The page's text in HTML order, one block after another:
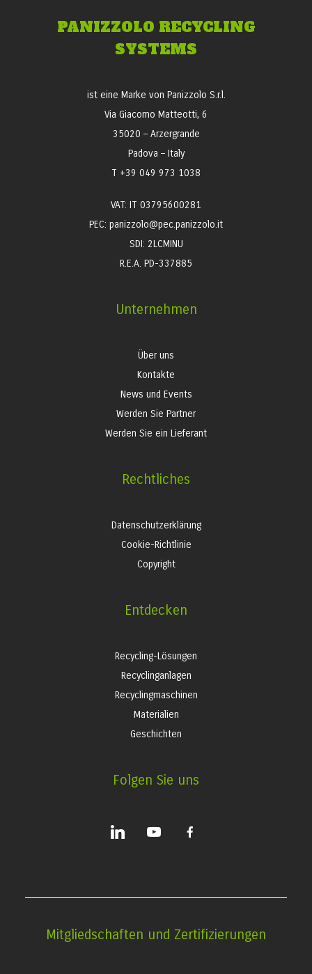
PANIZZOLO RECYCLING
SYSTEMS
ist eine Marke von Panizzolo S.r.l.
Via Giacomo Matteotti, 6
35020 – Arzergrande
Padova – Italy
T +39 049 973 1038
VAT: IT 03795600281
PEC: panizzolo@pec.panizzolo.it
SDI: 2LCMINU
R.E.A. PD-337885
Unternehmen
Über uns
Kontakte
News und Events
Werden Sie Partner
Werden Sie ein Lieferant
Rechtliches
Datenschutzerklärung
Cookie-Richtlinie
Copyright
Entdecken
Recycling-Lösungen
Recyclinganlagen
Recyclingmaschinen
Materialien
Geschichten
Folgen Sie uns
linkedin youtube
facebook-
Mitgliedschaften und Zertifizierungen